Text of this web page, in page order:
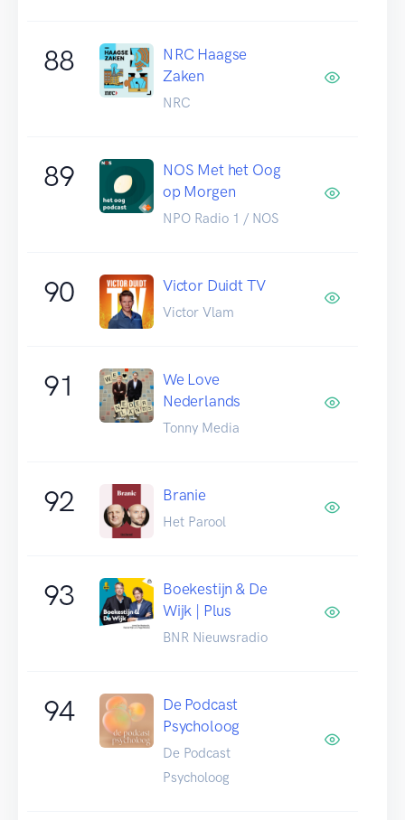
88
NRC Haagse
Zaken
NRC
89
NOS Met het Oog
op Morgen
NPO Radio 1 / NOS
90 Victor Duidt TV
Victor Vlam
91
We Love
Nederlands
Tonny Media
92 Branie
Het Parool
93
Boekestijn & De
Wijk | Plus
BNR Nieuwsradio
94
De Podcast
Psycholoog
De Podcast
Psycholoog